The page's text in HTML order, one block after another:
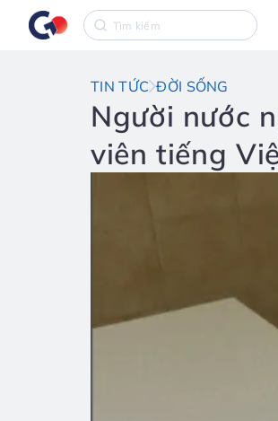
TIN TỨC ĐỜI SỐNG
Người nước
viên tiếng